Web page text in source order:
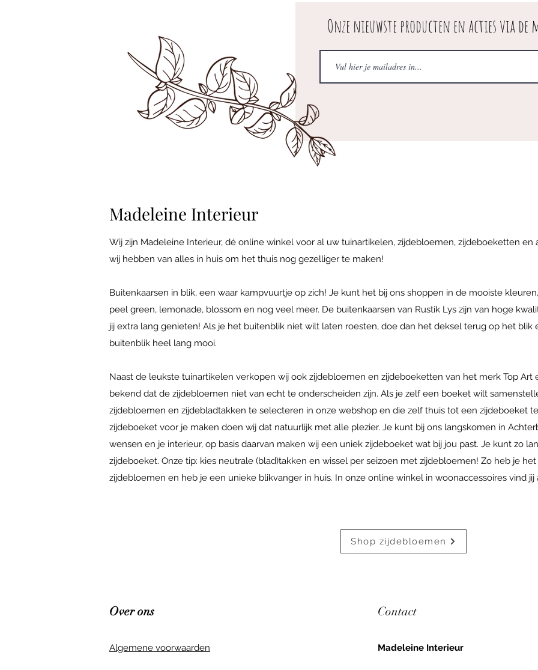
Onze nieuwste producten en acties via
Madeleine Interieur
Wij zijn Madeleine Interieur, dé online winkel voor al uw tuinartikelen, zijdebloemen, zijdeboeketten en
wij hebben van alles in huis om het thuis nog gezelliger te maken!
Buitenkaarsen in blik, een waar kampvuurtje op zich! Je kunt het bij ons shoppen in de mooiste
peel green, lemonade, blossom en nog veel meer. De buitenkaarsen van Rustik Lys zijn van hoge
jij extra lang genieten! Als je het buitenblik niet wilt laten roesten, doe dan het deksel terug op het blik
buitenblik heel lang mooi.
Naast de leukste tuinartikelen verkopen wij ook zijdebloemen en zijdeboeketten van het merk Top Art
bekend dat de zijdebloemen niet van echt te onderscheiden zijn. Als je zelf een boeket wilt
zijdebloemen en zijdebladtakken te selecteren in onze webshop en die zelf thuis tot een zijdeboeket
zijdeboeket voor je maken doen wij dat natuurlijk met alle plezier. Je kunt bij ons langskomen in
wensen en je interieur, op basis daarvan maken wij een uniek zijdeboeket wat bij jou past. Je kunt zo
zijdeboeket. Onze tip: kies neutrale (blad)takken en wissel per seizoen met zijdebloemen! Zo heb je
zijdebloemen en heb je een unieke blikvanger in huis. In onze online winkel in woonaccessoires vind jij
Shop zijdebloemen
Over ons
Algemene voorwaarden
Contact
Madeleine Interieur